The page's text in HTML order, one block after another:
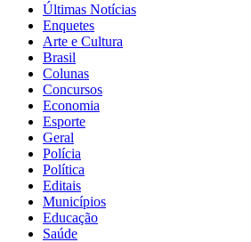
Últimas Notícias
Enquetes
Arte e Cultura
Brasil
Colunas
Concursos
Economia
Esporte
Geral
Polícia
Política
Editais
Municípios
Educação
Saúde